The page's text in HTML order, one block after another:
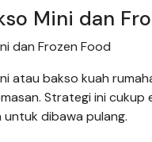
Mini dan
dan Frozen Food
atau bakso kuah
Strategi ini
untuk dibawa pulang.